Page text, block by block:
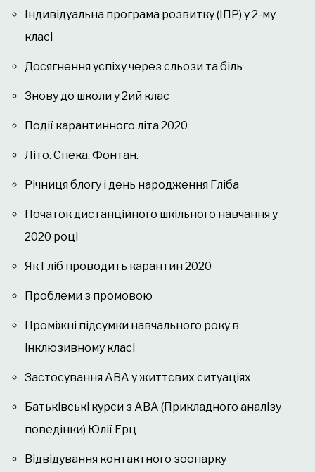
Індивідуальна програма розвитку (ІПР) у 2-му
класі
Досягнення успіху через сльози та біль
Знову до школи у 2ий клас
Події карантинного літа 2020
Літо. Спека. Фонтан.
Річниця блогу і день народження Гліба
Початок дистанційного шкільного навчання у
2020 році
Як Гліб проводить карантин 2020
Проблеми з промовою
Проміжні підсумки навчального року в
інклюзивному класі
Застосування АВА у життєвих ситуаціях
Батьківські курси з АВА (Прикладного аналізу
поведінки) Юлії Ерц
Відвідування контактного зоопарку